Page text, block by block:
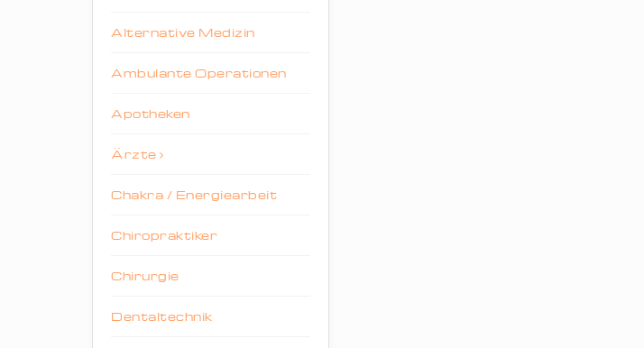
Alternative Medizin
Ambulante Operationen
Apotheken
Ärzte
Chakra / Energiearbeit
Chiropraktiker
Chirurgie
Dentaltechnik